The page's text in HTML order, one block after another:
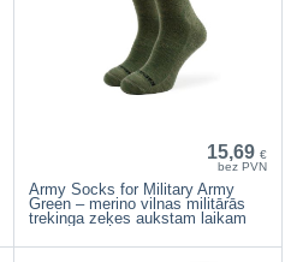
15,69 €
bez PVN
Army Socks for Military Army
Green – merino vilnas militārās
trekinga zeķes aukstam laikam